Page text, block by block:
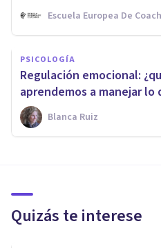
Escuela Europea De
PSICOLOGÍA
Regulación emocional:
aprendemos a manejar lo
Blanca Ruiz
Quizás te interese